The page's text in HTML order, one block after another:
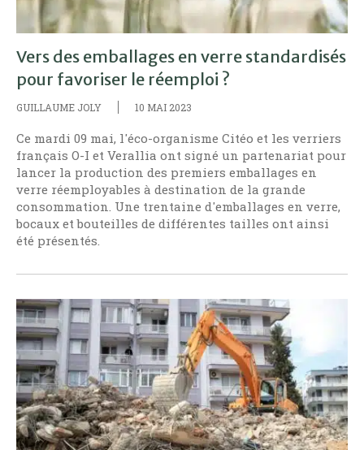
Vers des emballages en verre standardisés
pour favoriser le réemploi ?
GUILLAUME JOLY 10 MAI 2023
Ce mardi 09 mai, l'éco-organisme Citéo et les verriers
français O-I et Verallia ont signé un partenariat pour
lancer la production des premiers emballages en
verre réemployables à destination de la grande
consommation. Une trentaine d'emballages en verre,
bocaux et bouteilles de différentes tailles ont ainsi
été présentés.